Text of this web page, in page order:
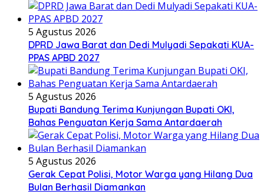
5 Agustus 2026
DPRD Jawa Barat dan Dedi Mulyadi Sepakati KUA-
PPAS APBD 2027
5 Agustus 2026
Bupati Bandung Terima Kunjungan Bupati OKI,
Bahas Penguatan Kerja Sama Antardaerah
5 Agustus 2026
Gerak Cepat Polisi, Motor Warga yang Hilang Dua
Bulan Berhasil Diamankan